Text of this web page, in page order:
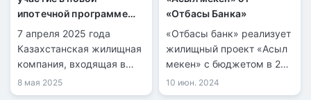
ипотечной программе
«Орда Аймақ»
7 апреля 2025 года
Казахстанская жилищная
компания, входящая в
состав холдинга
«Байтерек», объявила о
8 мая 2025
«Отбасы Банка»
«Отбасы банк» реализует
жилищный проект «Асыл
мекен» с бюджетом в 2
миллиарда тенге.
Приоритет участия
10 июн. 2024